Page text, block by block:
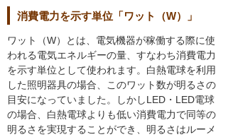
消費電力を示す単位「ワット（W）」
ワット（W）とは、電気機器が稼働する際に使
われる電気エネルギーの量、すなわち消費電力
を示す単位として使われます。白熱電球を利用
した照明器具の場合、このワット数が明るさの
目安になっていました。しかしLED・LED電球
の場合、白熱電球よりも低い消費電力で同等の
明るさを実現することができ、明るさはルーメ